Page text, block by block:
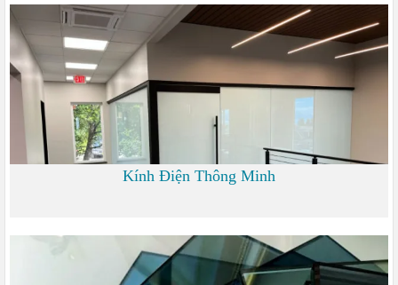
6.000 đ
Kính Điện Thông Minh
0 đ